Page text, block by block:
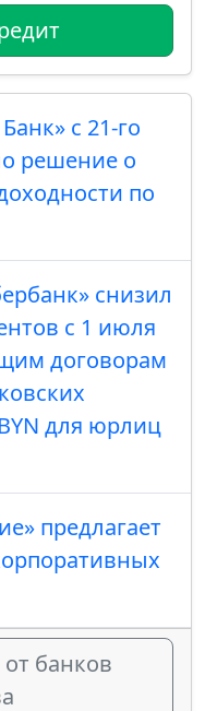
с 21-го
решение о
по
снизил
с 1 июля
договорам
для юрлиц
предлагает
банков